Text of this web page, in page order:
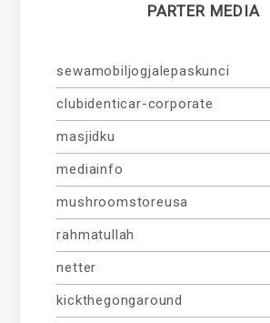
PARTER MEDIA
sewamobiljogjalepaskunci
clubidenticar-corporate
masjidku
mediainfo
mushroomstoreusa
rahmatullah
netter
kickthegongaround